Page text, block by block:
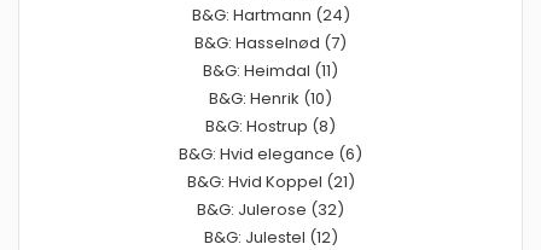
B&G: Hartmann (24)
B&G: Hasselnød (7)
B&G: Heimdal (11)
B&G: Henrik (10)
B&G: Hostrup (8)
B&G: Hvid elegance (6)
B&G: Hvid Koppel (21)
B&G: Julerose (32)
B&G: Julestel (12)